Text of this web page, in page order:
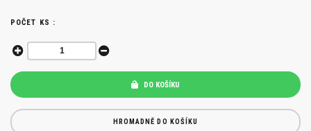
POČET KS :
DO KOŠÍKU
HROMADNĚ DO KOŠÍKU